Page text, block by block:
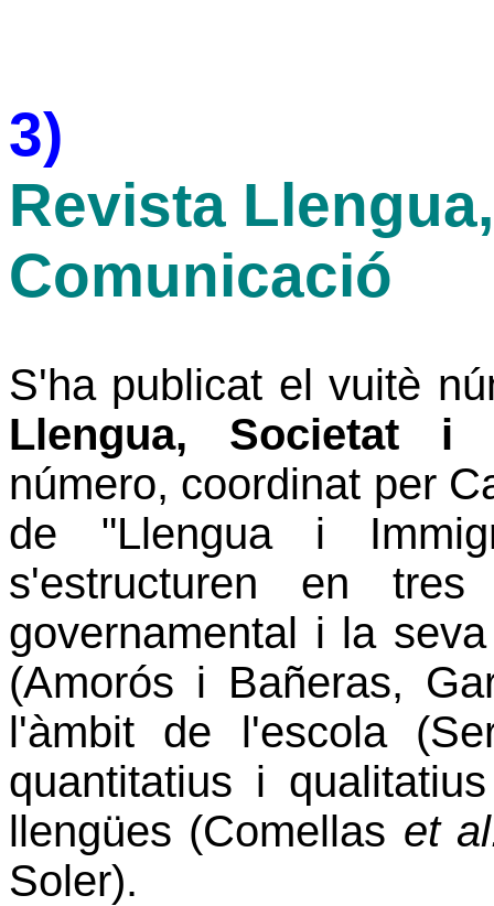
3)
Revista
Comunicació
S'ha publicat el vuitè
Llengua, Societat i
número, coordinat per
de "Llengua i
s'estructuren en
governamental i la
(Amorós i Bañeras,
l'àmbit de l'escola
quantitatius i
llengües (Comellas et
Soler).